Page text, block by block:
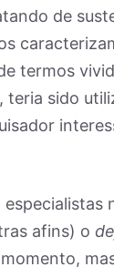
de
termos
teria sido
especialistas
afins) o